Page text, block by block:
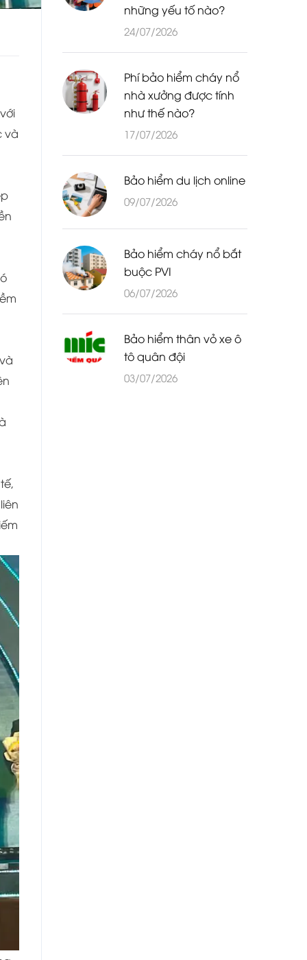
và
những yếu tố nào?
24/07/2026
Phí bảo hiểm cháy nổ
nhà xưởng được tính
như thế nào?
17/07/2026
Bảo hiểm du lịch online
09/07/2026
Bảo hiểm cháy nổ bắt
buộc PVI
06/07/2026
Bảo hiểm thân vỏ xe ô
tô quân đội
03/07/2026